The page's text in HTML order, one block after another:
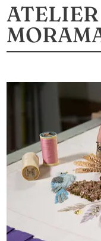
ATELIER